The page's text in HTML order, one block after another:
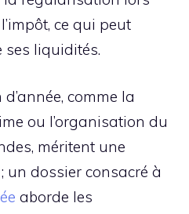
ce qui peut
liquidités.
comme la
ou l’organisation du
méritent une
un dossier consacré à
aborde les